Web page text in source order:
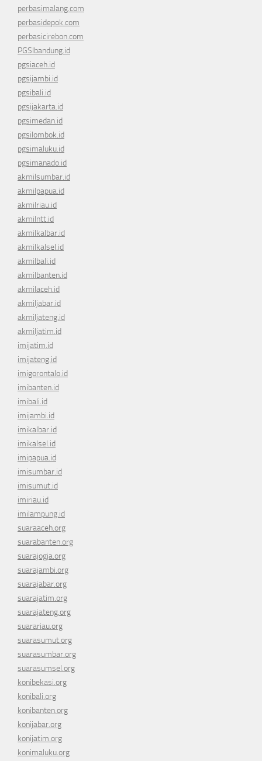
perbasimalang.com
perbasidepok.com
perbasicirebon.com
PGSIbandung.id
pgsiaceh.id
pgsijambi.id
pgsibali.id
pgsijakarta.id
pgsimedan.id
pgsilombok.id
pgsimaluku.id
pgsimanado.id
akmilsumbar.id
akmilpapua.id
akmilriau.id
akmilntt.id
akmilkalbar.id
akmilkalsel.id
akmilbali.id
akmilbanten.id
akmilaceh.id
akmiljabar.id
akmiljateng.id
akmiljatim.id
imijatim.id
imijateng.id
imigorontalo.id
imibanten.id
imibali.id
imijambi.id
imikalbar.id
imikalsel.id
imipapua.id
imisumbar.id
imisumut.id
imiriau.id
imilampung.id
suaraaceh.org
suarabanten.org
suarajogja.org
suarajambi.org
suarajabar.org
suarajatim.org
suarajateng.org
suarariau.org
suarasumut.org
suarasumbar.org
suarasumsel.org
konibekasi.org
konibali.org
konibanten.org
konijabar.org
konijatim.org
konimaluku.org